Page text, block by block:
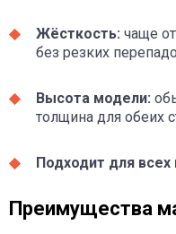
Жёсткость: чаще
без резких
Высота модели:
толщина для обеих
Подходит для всех
Преимущества